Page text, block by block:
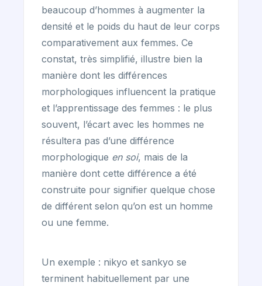
beaucoup d’hommes à augmenter la
densité et le poids du haut de leur corps
comparativement aux femmes. Ce
constat, très simplifié, illustre bien la
manière dont les différences
morphologiques influencent la pratique
et l’apprentissage des femmes : le plus
souvent, l’écart avec les hommes ne
résultera pas d’une différence
morphologique en soi, mais de la
manière dont cette différence a été
construite pour signifier quelque chose
de différent selon qu’on est un homme
ou une femme.
Un exemple : nikyo et sankyo se
terminent habituellement par une